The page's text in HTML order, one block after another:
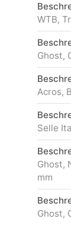
WTB,
Ghost,
Acros,
Selle
Ghost,
mm
Ghost,